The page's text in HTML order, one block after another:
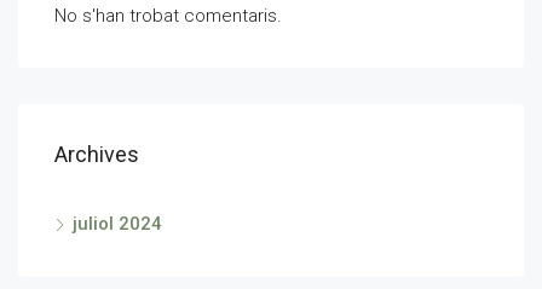
No s'han trobat comentaris.
Archives
juliol 2024